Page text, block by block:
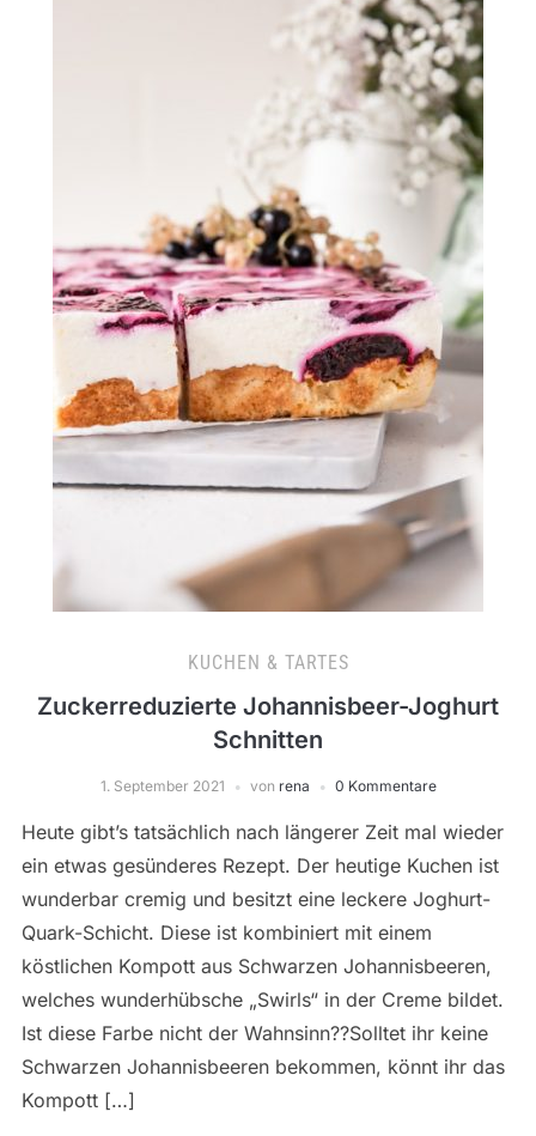
KUCHEN & TARTES
Zuckerreduzierte Johannisbeer-Joghurt
Schnitten
1. September 2021 von rena 0 Kommentare
Heute gibt’s tatsächlich nach längerer Zeit mal wieder
ein etwas gesünderes Rezept. Der heutige Kuchen ist
wunderbar cremig und besitzt eine leckere Joghurt-
Quark-Schicht. Diese ist kombiniert mit einem
köstlichen Kompott aus Schwarzen Johannisbeeren,
welches wunderhübsche „Swirls“ in der Creme bildet.
Ist diese Farbe nicht der Wahnsinn??Solltet ihr keine
Schwarzen Johannisbeeren bekommen, könnt ihr das
Kompott […]